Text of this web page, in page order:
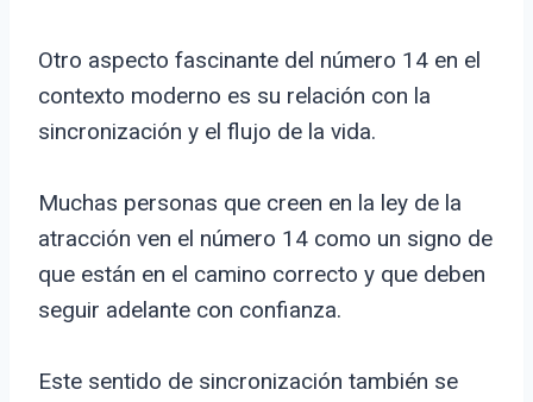
Otro aspecto fascinante del número 14 en el
contexto moderno es su relación con la
sincronización y el flujo de la vida.
Muchas personas que creen en la ley de la
atracción ven el número 14 como un signo de
que están en el camino correcto y que deben
seguir adelante con confianza.
Este sentido de sincronización también se